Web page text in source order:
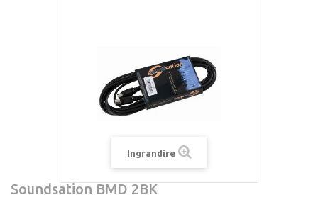
Ingrandire
Soundsation BMD 2BK